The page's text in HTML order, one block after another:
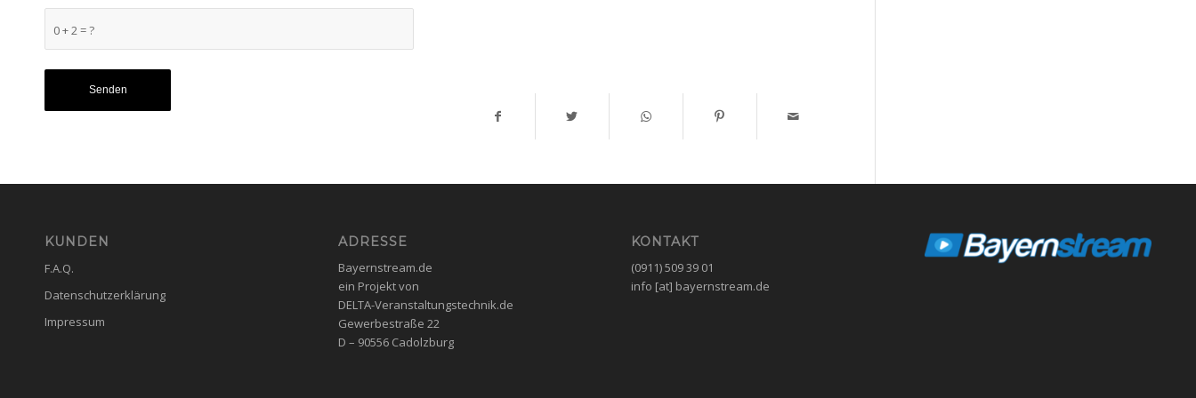
0 + 2 = ?
KUNDEN
F.A.Q.
Datenschutzerklärung
Impressum
ADRESSE
Bayernstream.de
ein Projekt von
DELTA-Veranstaltungstechnik.de
Gewerbestraße 22
D – 90556 Cadolzburg
KONTAKT
(0911) 509 39 01
info [at] bayernstream.de